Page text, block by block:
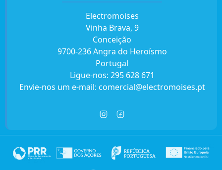
Electromoises
Vinha Brava, 9
Conceição
9700-236 Angra do Heroísmo
Portugal
Ligue-nos: 295 628 671
Envie-nos um e-mail: comercial@electromoises.pt